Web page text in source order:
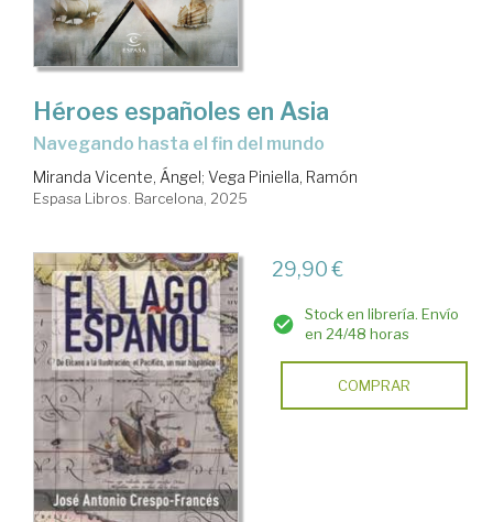
Héroes españoles en Asia
Navegando hasta el fin del mundo
Miranda Vicente, Ángel; Vega Piniella, Ramón
Espasa Libros. Barcelona, 2025
29,90 €
Stock en librería. Envío
en 24/48 horas
COMPRAR